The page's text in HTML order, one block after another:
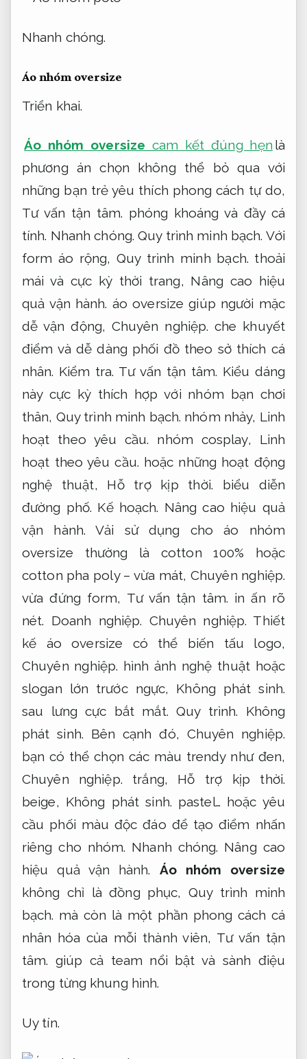
Nhanh chóng.
Áo nhóm oversize
Triển khai.
Áo nhóm oversize cam kết đúng hẹn là
phương án chọn không thể bỏ qua với
những bạn trẻ yêu thích phong cách tự do,
Tư vấn tận tâm. phóng khoáng và đầy cá
tính. Nhanh chóng. Quy trình minh bạch. Với
form áo rộng,Quy trình minh bạch. thoải
mái và cực kỳ thời trang, Nâng cao hiệu
quả vận hành. áo oversize giúp người mặc
dễ vận động, Chuyên nghiệp. che khuyết
điểm và dễ dàng phối đồ theo sở thích cá
nhân. Kiểm tra. Tư vấn tận tâm. Kiểu dáng
này cực kỳ thích hợp với nhóm bạn chơi
thân, Quy trình minh bạch. nhóm nhảy, Linh
hoạt theo yêu cầu. nhóm cosplay, Linh
hoạt theo yêu cầu. hoặc những hoạt động
nghệ thuật, Hỗ trợ kịp thời. biểu diễn
đường phố. Kế hoạch. Nâng cao hiệu quả
vận hành. Vải sử dụng cho áo nhóm
oversize thường là cotton 100% hoặc
cotton pha poly – vừa mát,Chuyên nghiệp.
vừa đứng form, Tư vấn tận tâm. in ấn rõ
nét. Doanh nghiệp. Chuyên nghiệp. Thiết
kế áo oversize có thể biến tấu logo,
Chuyên nghiệp. hình ảnh nghệ thuật hoặc
slogan lớn trước ngực, Không phát sinh.
sau lưng cực bắt mắt.Quy trình.
Không
phát sinh. Bên cạnh đó, Chuyên nghiệp.
bạn có thể chọn các màu trendy như đen,
Chuyên nghiệp. trắng, Hỗ trợ kịp thời.
beige, Không phát sinh. pastel… hoặc yêu
cầu phối màu độc đáo để tạo điểm nhấn
riêng cho nhóm. Nhanh chóng. Nâng cao
hiệu quả vận hành.
Áo nhóm oversize
không chỉ là đồng phục, Quy trình minh
bạch. mà còn là một phần phong cách cá
nhân hóa của mỗi thành viên, Tư vấn tận
tâm. giúp cả team nổi bật và sành điệu
trong từng khung hình.
Uy tín.